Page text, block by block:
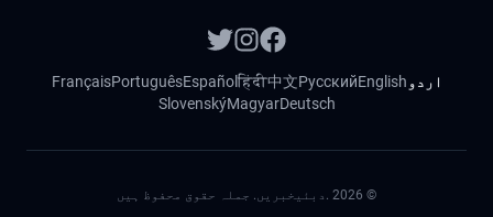
اردو English
Русский
中文
हिंदी
Español
Português
Français
Deutsch
Magyar
Slovenský
©
2026 .دبئیخبریں. جملہ حقوق محفوظ ہیں